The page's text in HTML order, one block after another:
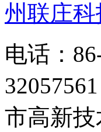
州联庄科
电话：
市高新